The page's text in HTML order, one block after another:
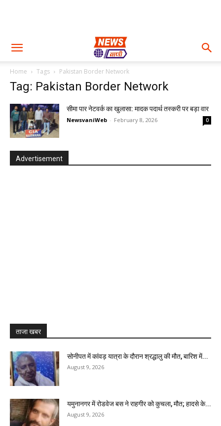
Home Tags Pakistan Border Network
Tag: Pakistan Border Network
सीमा पार नेटवर्क का खुलासा: मादक पदार्थ तस्करी पर बड़ा वार
NewsvaniWeb - February 8, 2026 0
Advertisement
ताजा खबर
सोनीपत में कांवड़ यात्रा के दौरान श्रद्धालु की मौत, बारिश में...
August 9, 2026
यमुनानगर में रोडवेज बस ने राहगीर को कुचला, मौत; हादसे के...
August 9, 2026